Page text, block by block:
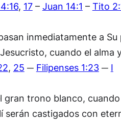
, 17– Juan 14:1 – Tito
inmediatamente a Su
cuando el alma
, 25 ─ Filipenses 1:23─ I
gran trono blanco,
serán castigados con